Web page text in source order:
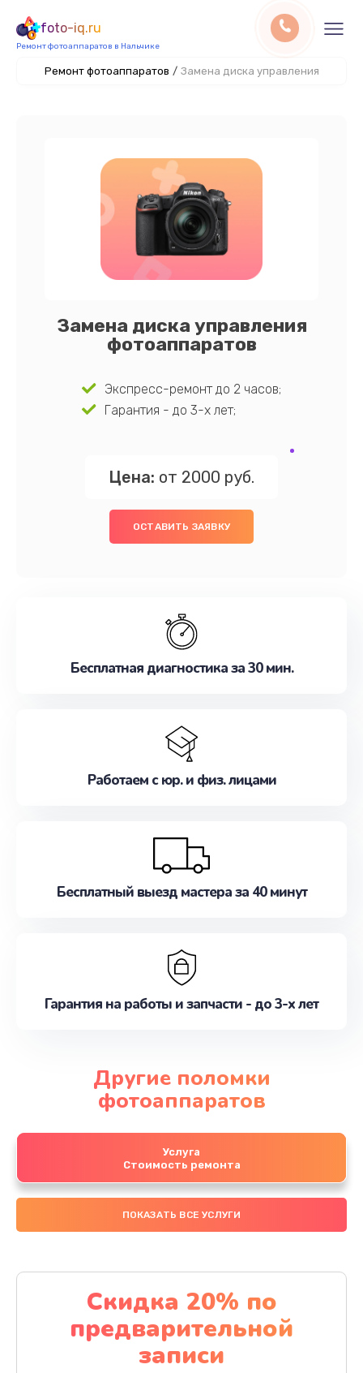
foto-iq.ru
Ремонт фотоаппаратов в Нальчике
Ремонт фотоаппаратов / Замена диска управления
Замена диска управления
фотоаппаратов
Экспресс-ремонт до 2 часов;
Гарантия - до 3-х лет;
Цена: от 2000 руб.
ОСТАВИТЬ ЗАЯВКУ
Бесплатная диагностика за 30 мин.
Работаем с юр. и физ. лицами
Бесплатный выезд мастера за 40 минут
Гарантия на работы и запчасти - до 3-х лет
Другие поломки
фотоаппаратов
Услуга
Стоимость ремонта
ПОКАЗАТЬ ВСЕ УСЛУГИ
Скидка 20% по
предварительной
записи